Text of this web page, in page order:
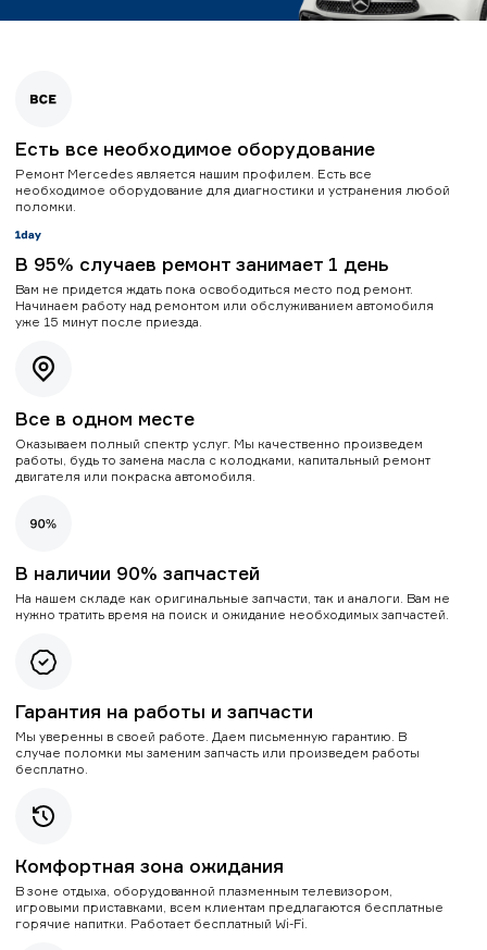
Есть все необходимое оборудование
Ремонт Mercedes является нашим профилем. Есть все
необходимое оборудование для диагностики и устранения любой
поломки.
В 95% случаев ремонт занимает 1 день
Вам не придется ждать пока освободиться место под ремонт.
Начинаем работу над ремонтом или обслуживанием автомобиля
уже 15 минут после приезда.
Все в одном месте
Оказываем полный спектр услуг. Мы качественно произведем
работы, будь то замена масла с колодками, капитальный ремонт
двигателя или покраска автомобиля.
В наличии 90% запчастей
На нашем складе как оригинальные запчасти, так и аналоги. Вам не
нужно тратить время на поиск и ожидание необходимых запчастей.
Гарантия на работы и запчасти
Мы уверенны в своей работе. Даем письменную гарантию. В
случае поломки мы заменим запчасть или произведем работы
бесплатно.
Комфортная зона ожидания
В зоне отдыха, оборудованной плазменным телевизором,
игровыми приставками, всем клиентам предлагаются бесплатные
горячие напитки. Работает бесплатный Wi-Fi.